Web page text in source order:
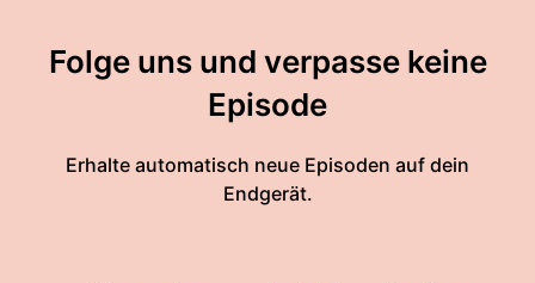
Folge uns und verpasse keine
Episode
Erhalte automatisch neue Episoden auf dein
Endgerät.